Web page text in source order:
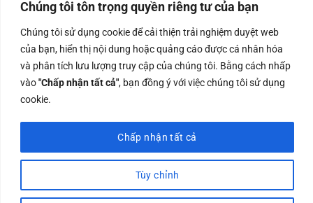
Chúng tôi tôn trọng quyền riêng tư của bạn
Chúng tôi sử dụng cookie để cải thiện trải nghiệm duyệt web
của bạn, hiển thị nội dung hoặc quảng cáo được cá nhân hóa
và phân tích lưu lượng truy cập của chúng tôi. Bằng cách nhấp
vào"Chấp nhận tất cả", bạn đồng ý với việc chúng tôi sử dụng
cookie.
Tùy chỉnh
Chấp nhận tất cả
Công ty TNHH Nam Bình Xương - Số ĐKKD: 0108783483
cấp ngày 14/06/2019 bởi Sở Kế Hoạch và Đầu Tư Tp. Hà
Nội
Copyrights @2023 Nam Binh Xuong. All Rights Reserved